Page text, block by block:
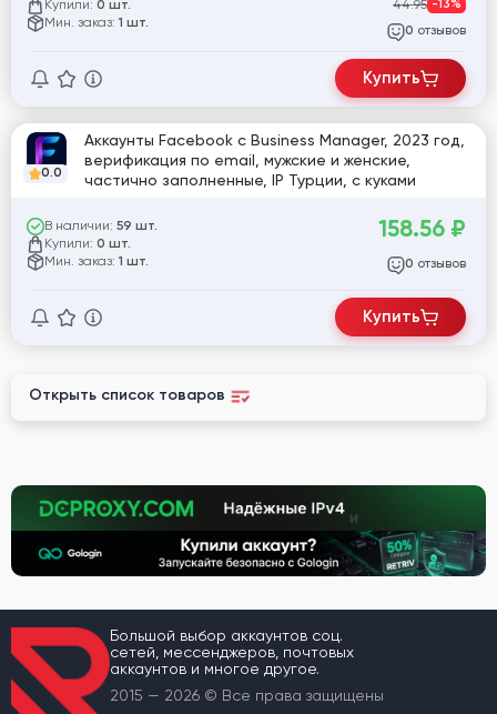
Купили: 0 шт.
Мин. заказ: 1 шт.
44.95 -13%
0 отзывов
Купить
0.0
Аккаунты Facebook с Business Manager, 2023 год,
верификация по email, мужские и женские,
частично заполненные, IP Турции, с куками
В наличии: 59 шт.
Купили: 0 шт.
Мин. заказ: 1 шт.
158.56 ₽
0 отзывов
Купить
Открыть список товаров
Большой выбор аккаунтов соц.
сетей, мессенджеров, почтовых
аккаунтов и многое другое.
2015 — 2026 © Все права защищены